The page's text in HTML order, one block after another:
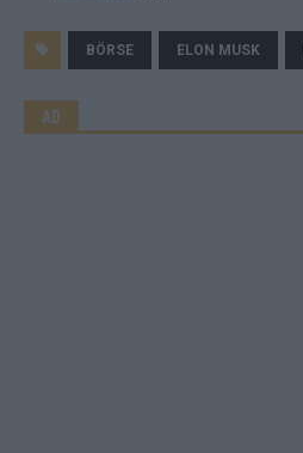
BÖRSE ELON MUSK
AD